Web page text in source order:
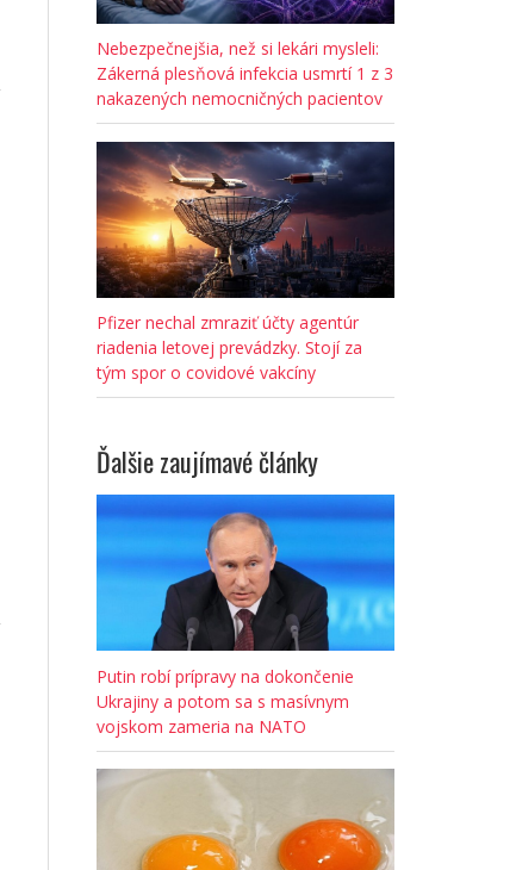
Nebezpečnejšia, než si lekári mysleli:
Zákerná plesňová infekcia usmrtí 1 z 3
nakazených nemocničných pacientov
Pfizer nechal zmraziť účty agentúr
riadenia letovej prevádzky. Stojí za
tým spor o covidové vakcíny
Ďalšie zaujímavé články
Putin robí prípravy na dokončenie
Ukrajiny a potom sa s masívnym
vojskom zameria na NATO